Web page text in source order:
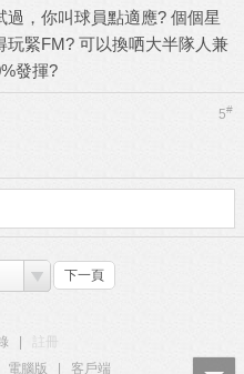
，你叫球員點適應? 個個星
玩緊FM? 可以換哂大半隊人兼
發揮?
5#
下一頁
電腦版 客戶端